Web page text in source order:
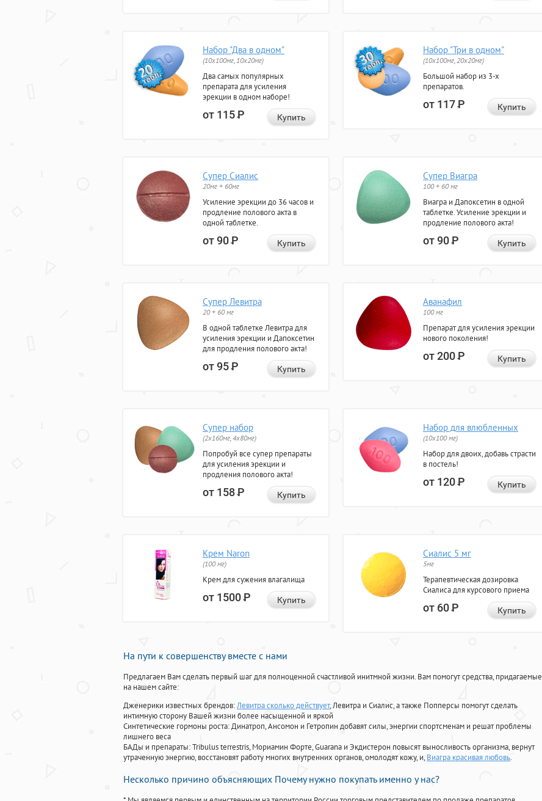
Набор "Два в одном"
(10x100мг, 10x20мг)
Два самых популярных
препарата для усиления
эрекции в одном наборе!
от 115Р Купить
Набор "Три в одном"
(10x100мг, 20x20мг)
Большой набор из 3-х
препаратов.
от 117Р Купить
Супер Сиалис
20мг + 60мг
Усиление эрекции до 36 часов и
продление полового акта в
одной таблетке.
от 90Р Купить
Супер Виагра
100 + 60 мг
Виагра и Дапоксетин в одной
таблетке. Усиление эрекции и
продление полового акта!
от 90Р Купить
Супер Левитра
20 + 60 мг
В одной таблетке Левитра для
усиления эрекции и Дапоксетин
для продления полового акта!
от 95Р Купить
Аванафил
100 мг
Препарат для усиления эрекции
нового поколения!
от 200Р Купить
Супер набор
(2х160мг, 4х80мг)
Попробуй все супер препараты
для усиления эрекции и
продления полового акта!
от 158Р Купить
Набор для влюбленных
(10х100 мг)
Набор для двоих, добавь страсти
в постель!
от 120Р Купить
Крем Naron
(100 мг)
Крем для сужения влагалища
от 1500Р Купить
Сиалис 5 мг
5мг
Терапевтическая дозировка
Сиалиса для курсового приема
от 60Р Купить
На пути к совершенству вместе с нами
Предлагаем Вам сделать первый шаг для полноценной счастливой инитмной жизни. Вам помогут средства, придагаемые
на нашем сайте:
Дженерики известных брендов:Левитра сколько действует, Левитра и Сиалис, а также Попперсы помогут сделать
интимную сторону Вашей жизни более насыщенной и яркой
Синтетические гормоны роста: Динатроп, Ансомон и Гетропин добавят силы, энергии спортсменам и решат проблемы
лишнего веса
БАДы и препараты:Tribulus terrestris, Мориамин Форте, Guarana и Экдистерон повысят выносливость организма, вернут
утраченную энергию, восстановят работу многих внутренних органов, омолодят кожу, и, Виагра красивая любовь.
Несколько причино объясняющих Почему нужно покупать именно у нас?